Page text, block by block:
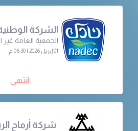
الشركة الوطنية
الجمعية العامة غير
01 إبريل 2026 | 06:30 م
انتهى
شركة أرماح